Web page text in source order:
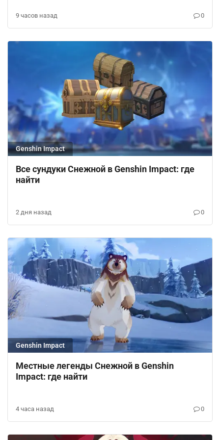
9 часов назад 0
Genshin Impact
Все сундуки Снежной в Genshin Impact: где
найти
2 дня назад 0
Genshin Impact
Местные легенды Снежной в Genshin
Impact: где найти
4 часа назад 0